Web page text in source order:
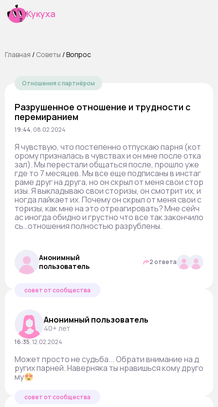
Кукуха
Главная / Cоветы /Вопрос
Отношения с партнёром
Разрушенное отношение и трудности с
перемиранием
19:44, 08.02.2024
Я чувствую, что постепенно отпускаю парня (кот
орому призналась в чувствах и он мне после отка
зал). Мы перестали общаться после, прошло уже
где то 7 месяцев. Мы все еще подписаны в инстаг
раме друг на друга, но он скрыл от меня свои стор
изы. Я выкладываю свои сторизы, он смотрит их, и
ногда лайкает их. Почему он скрыл от меня свои с
торизы, как мне на это отреагировать? Мне сейч
ас иногда обидно и грустно что все так закончило
сь…отношения полностью разрублены.
Анонимный
пользователь
2 ответа
совет от сообщества
Анонимный пользователь
40+ лет
16:35,12.02.2024
Может просто не судьба... Обрати внимание на д
ругих парней. Наверняка ты нравишься кому друго
му😍
совет от сообщества